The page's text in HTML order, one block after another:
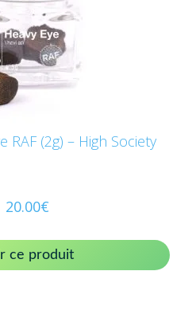
RAF (2g) – High Society
20.00€
ce produit